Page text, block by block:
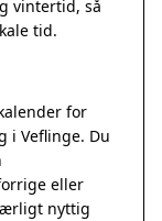
vintertid, så
tid.
for
i Veflinge. Du
eller
nyttig